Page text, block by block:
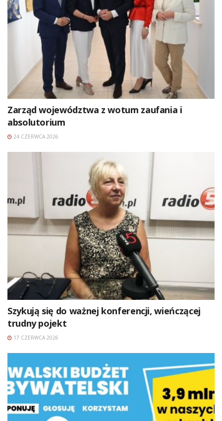
Zarząd województwa z wotum zaufania i
absolutorium
24 CZERWCA 2026
Szykują się do ważnej konferencji, wieńczącej
trudny pojekt
17 CZERWCA 2026